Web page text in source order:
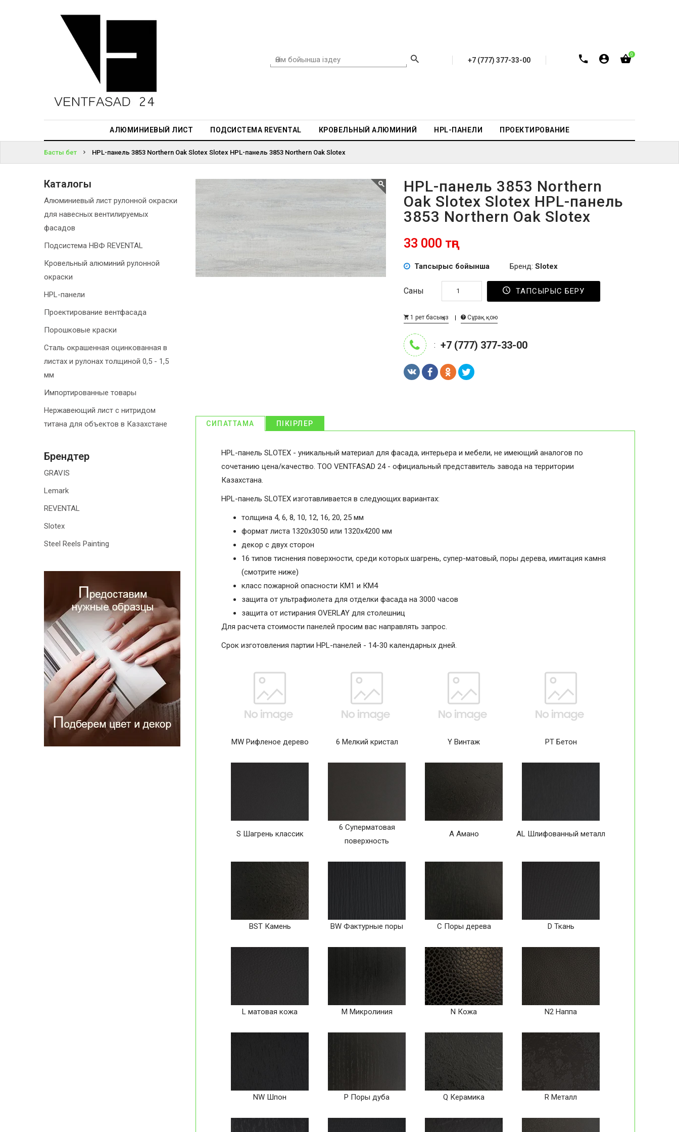
+7 (777) 377-33-00
0
АЛЮМИНИЕВЫЙ ЛИСТ ПОДСИСТЕМА REVENTAL КРОВЕЛЬНЫЙ АЛЮМИНИЙ HPL-ПАНЕЛИ ПРОЕКТИРОВАНИЕ
АЛЮМИНИЕВЫЙ
ПРОЕКТИРОВАНИЕ
КІРІҢІЗ
ПАРОЛЬДІ
БА?
Басты бет HPL-панель 3853 Northern Oak Slotex Slotex HPL-панель 3853 Northern Oak Slotex
HPL-панель 3853 Northern
Oak Slotex Slotex HPL-панель
3853 Northern Oak Slotex
33 000 тңг
Тапсырыс бойынша Бренд: Slotex
Саны ТАПСЫРЫС БЕРУ
1 рет басыңыз Сұрақ қою
: +7 (777) 377-33-00
СИПАТТАМА ПІКІРЛЕР
HPL-панель SLOTEX - уникальный материал для фасада, интерьера и мебели, не имеющий аналогов по
сочетанию цена/качество. ТОО VENTFASAD 24 - официальный представитель завода на территории
Казахстана.
HPL-панель SLOTEX изготавливается в следующих вариантах:
толщина 4, 6, 8, 10, 12, 16, 20, 25 мм
формат листа 1320х3050 или 1320х4200 мм
декор с двух сторон
16 типов тиснения поверхности, среди которых шагрень, супер-матовый, поры дерева, имитация камня
(смотрите ниже)
класс пожарной опасности КМ1 и КМ4
защита от ультрафиолета для отделки фасада на 3000 часов
защита от истирания OVERLAY для столешниц
Для расчета стоимости панелей просим вас направлять запрос.
Срок изготовления партии HPL-панелей - 14-30 календарных дней.
MW Рифленое дерево 6 Мелкий кристал Y Винтаж PT Бетон
S Шагрень классик
6 Суперматовая
поверхность
A Амано AL Шлифованный металл
BST Камень BW Фактурные поры C Поры дерева D Ткань
L матовая кожа M Микролиния N Кожа N2 Наппа
NW Шпон P Поры дуба Q Керамика R Металл
Каталогы
Алюминиевый лист рулонной окраски
для навесных вентилируемых
фасадов
Подсистема НВФ REVENTAL
Кровельный алюминий рулонной
окраски
HPL-панели
Проектирование вентфасада
Порошковые краски
Сталь окрашенная оцинкованная в
листах и рулонах толщиной 0,5 - 1,5
мм
Импортированные товары
Нержавеющий лист с нитридом
титана для объектов в Казахстане
Брендтер
GRAVIS
Lemark
REVENTAL
Slotex
Steel Reels Painting